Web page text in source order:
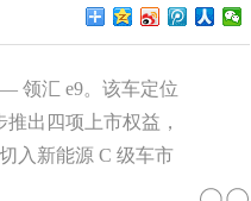
领汇 e9。该车定位
出四项上市权益，
入新能源 C 级车市